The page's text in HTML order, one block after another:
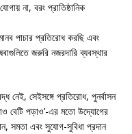
না, বরং প্রাতিষ্ঠানিক
পাচার প্রতিরোধ করছি এবং
জরুরি নজরদারি ব্যবস্থার
নেই, সেইসঙ্গে প্রতিরোধ, পুনর্বাসন
বেটি পড়াও’-এর মতো উদ্যোগের
সমতা এবং সুযোগ-সুবিধা প্রদান